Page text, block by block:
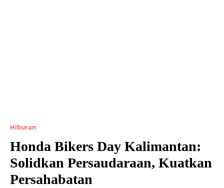
Hiburan
Honda Bikers Day Kalimantan:
Solidkan Persaudaraan, Kuatkan
Persahabatan